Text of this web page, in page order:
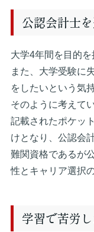
公認会計士
大学4年間を目的を
また、大学受験に
をしたいという気
そのように考えて
記載されたポケッ
けとなり、公認会
難関資格であるが
性とキャリア選択
学習で苦労